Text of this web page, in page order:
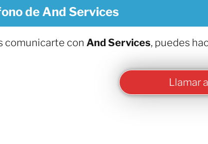
de And Services
comunicarte con And Services, puedes
Llamar